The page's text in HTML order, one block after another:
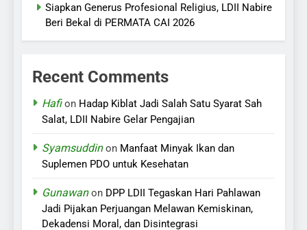
Siapkan Generus Profesional Religius, LDII Nabire
Beri Bekal di PERMATA CAI 2026
Recent Comments
Hafion Hadap Kiblat Jadi Salah Satu Syarat Sah
Salat, LDII Nabire Gelar Pengajian
Syamsuddinon Manfaat Minyak Ikan dan
Suplemen PDO untuk Kesehatan
Gunawanon DPP LDII Tegaskan Hari Pahlawan
Jadi Pijakan Perjuangan Melawan Kemiskinan,
Dekadensi Moral, dan Disintegrasi